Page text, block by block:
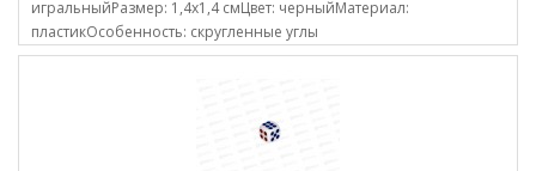
игральныйРазмер: 1,4х1,4 смЦвет: черныйМатериал:
пластикОсобенность: скругленные углы